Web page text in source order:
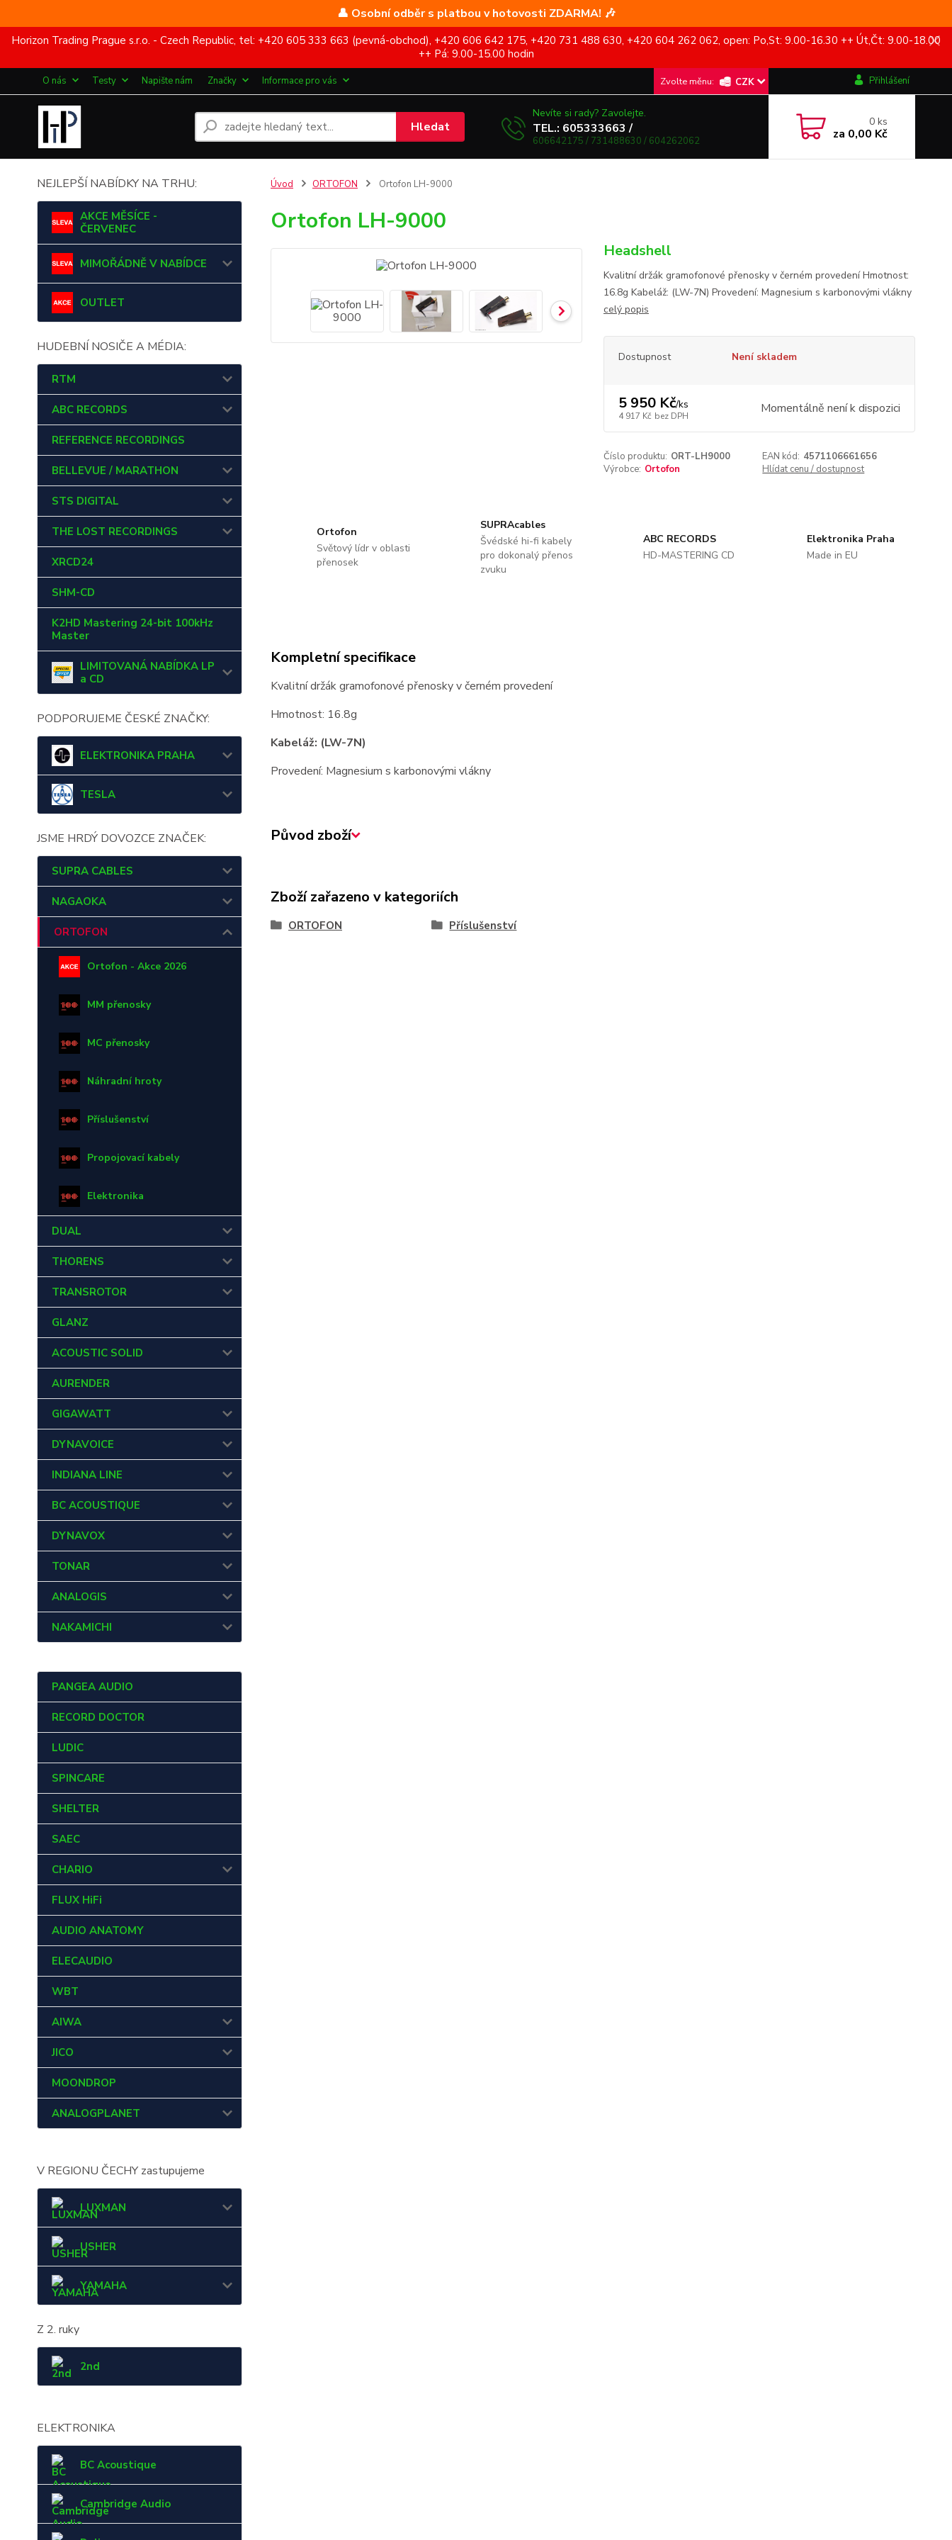
👤 Osobní odběr s platbou v hotovosti ZDARMA! 🎶
Horizon Trading Prague s.r.o. - Czech Republic, tel: +420 605 333 663 (pevná-obchod), +420 606 642 175, +420 731 488 630, +420 604 262 062, open: Po,St: 9.00-16.30 ++ Út,Čt: 9.00-18.00
++ Pá: 9.00-15.00 hodin
O nás Testy Napište nám Značky Informace pro vás CZK Přihlášení
Hledat
Nevíte si rady? Zavolejte.
TEL.: 605333663 /
606642175 / 731488630 / 604262062
0ks
za 0,00 Kč
NEJLEPŠÍ NABÍDKY NA TRHU:
AKCE MĚSÍCE -
ČERVENEC
MIMOŘÁDNĚ V NABÍDCE
OUTLET
HUDEBNÍ NOSIČE A MÉDIA:
RTM
ABC RECORDS
REFERENCE RECORDINGS
BELLEVUE / MARATHON
STS DIGITAL
THE LOST RECORDINGS
XRCD24
SHM-CD
K2HD Mastering 24-bit 100kHz
Master
LIMITOVANÁ NABÍDKA LP
a CD
PODPORUJEME ČESKÉ ZNAČKY:
ELEKTRONIKA PRAHA
TESLA
JSME HRDÝ DOVOZCE ZNAČEK:
SUPRA CABLES
NAGAOKA
ORTOFON
Ortofon - Akce 2026
MM přenosky
MC přenosky
Náhradní hroty
Příslušenství
Propojovací kabely
Elektronika
DUAL
THORENS
TRANSROTOR
GLANZ
ACOUSTIC SOLID
AURENDER
GIGAWATT
DYNAVOICE
INDIANA LINE
BC ACOUSTIQUE
DYNAVOX
TONAR
ANALOGIS
NAKAMICHI
PANGEA AUDIO
RECORD DOCTOR
LUDIC
SPINCARE
SHELTER
SAEC
CHARIO
FLUX HiFi
AUDIO ANATOMY
ELECAUDIO
WBT
AIWA
JICO
MOONDROP
ANALOGPLANET
V REGIONU ČECHY zastupujeme
LUXMAN
USHER
YAMAHA
Z 2. ruky
2nd
ELEKTRONIKA
BC Acoustique
Cambridge Audio
Úvod ORTOFON Ortofon LH-9000
Ortofon LH-9000
Headshell
Kvalitní držák gramofonové přenosky v černém provedení Hmotnost:
16.8g Kabeláž: (LW-7N) Provedení: Magnesium s karbonovými vlákny
celý popis
Dostupnost Není skladem
5 950 Kč/ks
4 917 Kč bez DPH Momentálně není k dispozici
Číslo produktu: ORT-LH9000 EAN kód: 4571106661656
Výrobce: Ortofon Hlídat cenu / dostupnost
Ortofon
Světový lídr v oblasti
přenosek
SUPRAcables
Švédské hi-fi kabely
pro dokonalý přenos
zvuku
ABC RECORDS
HD-MASTERING CD
Elektronika Praha
Made in EU
Kompletní specifikace
Kvalitní držák gramofonové přenosky v černém provedení
Hmotnost: 16.8g
Kabeláž: (LW-7N)
Provedení: Magnesium s karbonovými vlákny
Původ zboží
Zboží zařazeno v kategoriích
ORTOFON Příslušenství